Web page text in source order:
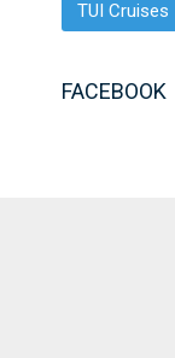
TUI Cruises
FACEBOOK